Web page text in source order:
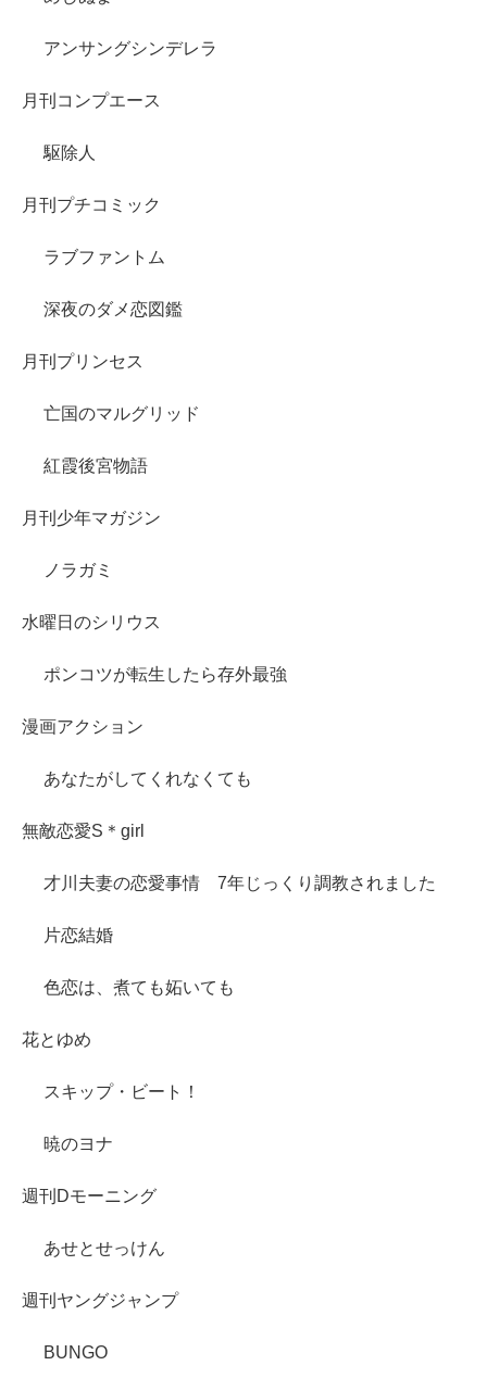
アンサングシンデレラ
月刊コンプエース
駆除人
月刊プチコミック
ラブファントム
深夜のダメ恋図鑑
月刊プリンセス
亡国のマルグリッド
紅霞後宮物語
月刊少年マガジン
ノラガミ
水曜日のシリウス
ポンコツが転生したら存外最強
漫画アクション
あなたがしてくれなくても
無敵恋愛S＊girl
才川夫妻の恋愛事情 7年じっくり調教されました
片恋結婚
色恋は、煮ても妬いても
花とゆめ
スキップ・ビート！
暁のヨナ
週刊Dモーニング
あせとせっけん
週刊ヤングジャンプ
BUNGO